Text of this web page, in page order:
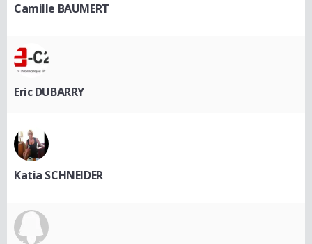
Camille BAUMERT
Eric DUBARRY
Katia SCHNEIDER